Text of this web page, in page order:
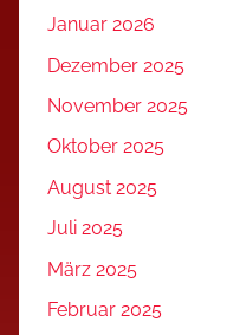
Januar 2026
Dezember 2025
November 2025
Oktober 2025
August 2025
Juli 2025
März 2025
Februar 2025